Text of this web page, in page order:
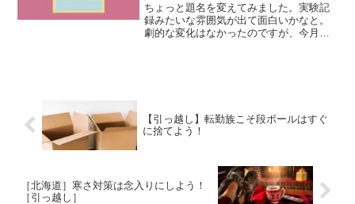
ちょっと題名を変えてみました。実験記
録みたいな雰囲気が出て面白いかなと。
劇的な変化はなかったのですが、今月も
【引っ越し】転勤族こそ段ボールはすぐ
に捨てよう！
［北海道］寒さ対策は念入りにしよう！
［引っ越し］